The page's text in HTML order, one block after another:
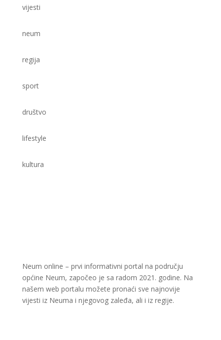
vijesti
neum
regija
sport
društvo
lifestyle
kultura
Neum online – prvi informativni portal na području
općine Neum, započeo je sa radom 2021. godine. Na
našem web portalu možete pronaći sve najnovije
vijesti iz Neuma i njegovog zaleđa, ali i iz regije.